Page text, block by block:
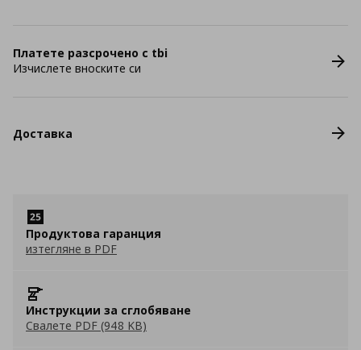
Платете разсрочено с tbi
Изчислете вноските си
Доставка
Продуктова гаранция
изтегляне в PDF
Инструкции за сглобяване
Свалете PDF (948 KB)